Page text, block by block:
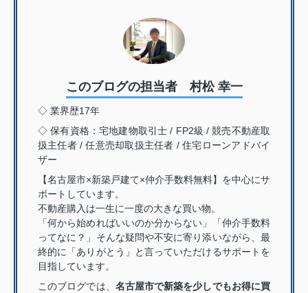
このブログの担当者 村松 幸一
◇ 業界歴17年
◇ 保有資格：宅地建物取引士 / FP2級 / 競売不動産取
扱主任者 / 任意売却取扱主任者 / 住宅ローンアドバイ
ザー
【名古屋市×新築戸建て×仲介手数料無料】を中心にサ
ポートしています。
不動産購入は一生に一度の大きな買い物。
「何から始めればいいのか分からない」「仲介手数料
ってなに？」そんな疑問や不安に寄り添いながら、最
終的に「ありがとう」と言っていただけるサポートを
目指しています。
このブログでは、 名古屋市で新築を少しでもお得に買